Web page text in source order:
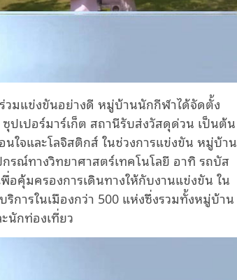
วมแข่งขันอย่างดี หมู่บ้านนักกีฬาได้จัดตั้ง
เปอร์มาร์เก็ต สถานีรับส่งวัสดุด่วน เป็นต้น
ใจและโลจิสติกส์ ในช่วงการแข่งขัน หมู่บ้าน
ณ์ทางวิทยาศาสตร์เทคโนโลยี อาทิ รถบัส
คุ้มครองการเดินทางให้กับงานแข่งขัน ใน
การในเมืองกว่า 500 แห่งซึ่งรวมทั้งหมู่บ้าน
นักท่องเที่ยว